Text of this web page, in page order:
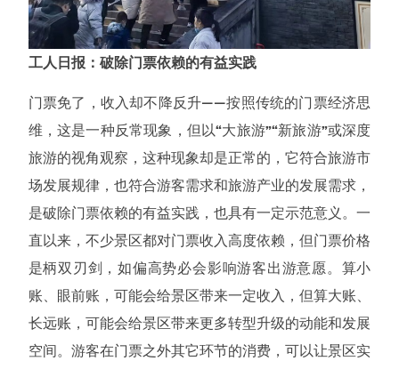
工人日报：破除门票依赖的有益实践
门票免了，收入却不降反升——按照传统的门票经济思
维，这是一种反常现象，但以“大旅游”“新旅游”或深度
旅游的视角观察，这种现象却是正常的，它符合旅游市
场发展规律，也符合游客需求和旅游产业的发展需求，
是破除门票依赖的有益实践，也具有一定示范意义。一
直以来，不少景区都对门票收入高度依赖，但门票价格
是柄双刃剑，如偏高势必会影响游客出游意愿。算小
账、眼前账，可能会给景区带来一定收入，但算大账、
长远账，可能会给景区带来更多转型升级的动能和发展
空间。游客在门票之外其它环节的消费，可以让景区实